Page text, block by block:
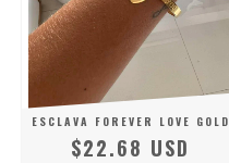
ESCLAVA FOREVER LOVE GOLD
$22.68 USD